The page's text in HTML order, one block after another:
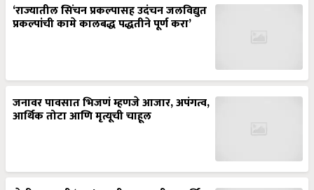
‘राज्यातील सिंचन प्रकल्पासह उदंचन जलविद्युत
प्रकल्पांची कामे कालबद्ध पद्धतीने पूर्ण करा’
जनावर पावसात भिजणं म्हणजे आजार, अपंगत्व,
आर्थिक तोटा आणि मृत्यूची चाहूल